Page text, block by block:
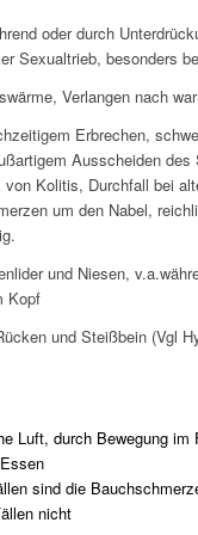
oder durch
Sexualtrieb, besonders
Verlangen nach
Erbrechen,
Ausscheiden
von Kolitis, Durchfall bei
um den Nabel,
und Niesen,
Kopf
und Steißbein (Vgl
Luft, durch Bewegung im
sind die
nicht